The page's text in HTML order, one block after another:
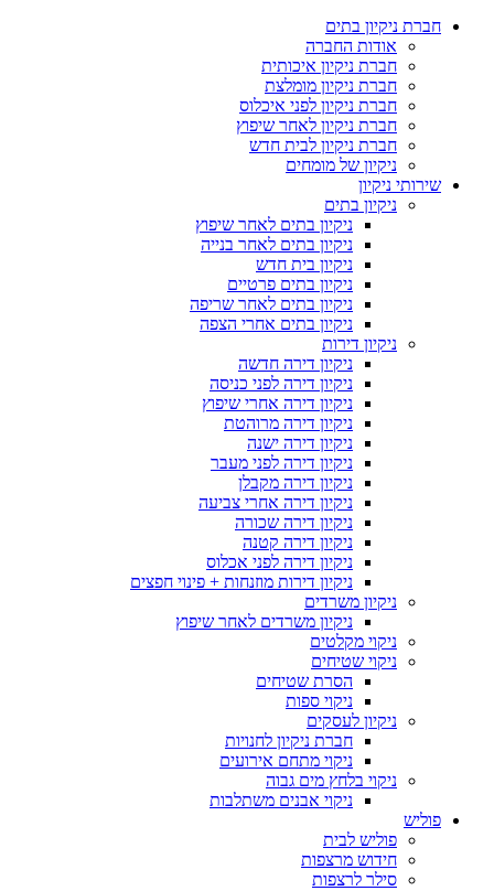
חברת ניקיון בתים
אודות החברה
חברת ניקיון איכותית
חברת ניקיון מומלצת
חברת ניקיון לפני איכלוס
חברת ניקיון לאחר שיפוץ
חברת ניקיון לבית חדש
ניקיון של מומחים
שירותי ניקיון
ניקיון בתים
ניקיון בתים לאחר שיפוץ
ניקיון בתים לאחר בנייה
ניקיון בית חדש
ניקיון בתים פרטיים
ניקיון בתים לאחר שריפה
ניקיון בתים אחרי הצפה
ניקיון דירות
ניקיון דירה חדשה
ניקיון דירה לפני כניסה
ניקיון דירה אחרי שיפוץ
ניקיון דירה מרוהטת
ניקיון דירה ישנה
ניקיון דירה לפני מעבר
ניקיון דירה מקבלן
ניקיון דירה אחרי צביעה
ניקיון דירה שכורה
ניקיון דירה קטנה
ניקיון דירה לפני אכלוס
ניקיון דירות מוזנחות + פינוי חפצים
ניקיון משרדים
ניקיון משרדים לאחר שיפוץ
ניקוי מקלטים
ניקוי שטיחים
הסרת שטיחים
ניקוי ספות
ניקיון לעסקים
חברת ניקיון לחנויות
ניקוי מתחם אירועים
ניקוי בלחץ מים גבוה
ניקוי אבנים משתלבות
פוליש
פוליש לבית
חידוש מרצפות
סילר לרצפות